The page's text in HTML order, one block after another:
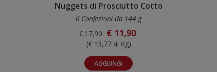
Nuggets di Prosciutto Cotto
6 Confezioni da 144 g
€ 17,90 € 11,90
(€ 13,77 al Kg)
AGGIUNGI